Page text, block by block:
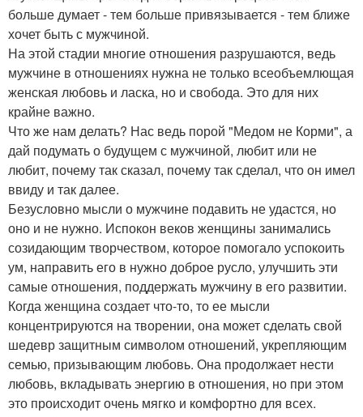
больше думает - тем больше привязывается - тем ближе
хочет быть с мужчиной.
На этой стадии многие отношения разрушаются, ведь
мужчине в отношениях нужна не только всеобъемлющая
женская любовь и ласка, но и свобода. Это для них
крайне важно.
Что же нам делать? Нас ведь порой "Медом не Корми", а
дай подумать о будущем с мужчиной, любит или не
любит, почему так сказал, почему так сделал, что он имел
ввиду и так далее.
Безусловно мысли о мужчине подавить не удастся, но
оно и не нужно. Испокон веков женщины занимались
созидающим творчеством, которое помогало успокоить
ум, направить его в нужно доброе русло, улучшить эти
самые отношения, поддержать мужчину в его развитии.
Когда женщина создает что-то, то ее мысли
концентрируются на творении, она может сделать свой
шедевр защитным символом отношений, укрепляющим
семью, призывающим любовь. Она продолжает нести
любовь, вкладывать энергию в отношения, но при этом
это происходит очень мягко и комфортно для всех.